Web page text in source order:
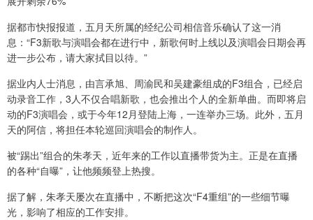
据都市快报报道，五月天所属的经纪公司相信音乐确认了这一消
息：“F3新歌与演唱会都在进行中，新歌何时上线以及演唱会日期会再
进一步公布，请大家拭目以待。”
据业内人士消息，由言承旭、周渝民和吴建豪组成的F3组合，已经启
动录音工作，3人不仅合唱新歌，也会推出个人的全新单曲。而即将启
动的F3演唱会，或于今年12月登陆上海，一连举办三场。此外，五月
天的阿信，将担任本轮巡回演唱会的制作人。
被“踢出”组合的朱孝天，近年来的工作以直播带货为主。正是在直播
的各种“自曝”，让他频频登上热搜。
据了解，朱孝天屡次在直播中，不断把这次“F4重组”的一些细节曝
光，影响了相应的工作安排。